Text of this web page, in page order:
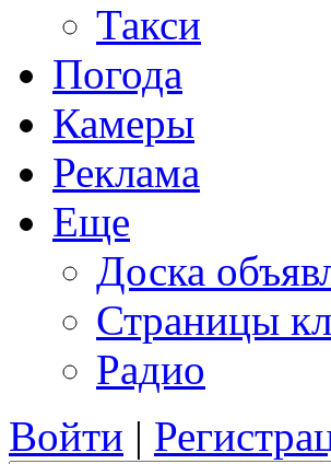
Такси
Погода
Камеры
Реклама
Еще
Доска
Страницы
Радио
Войти |